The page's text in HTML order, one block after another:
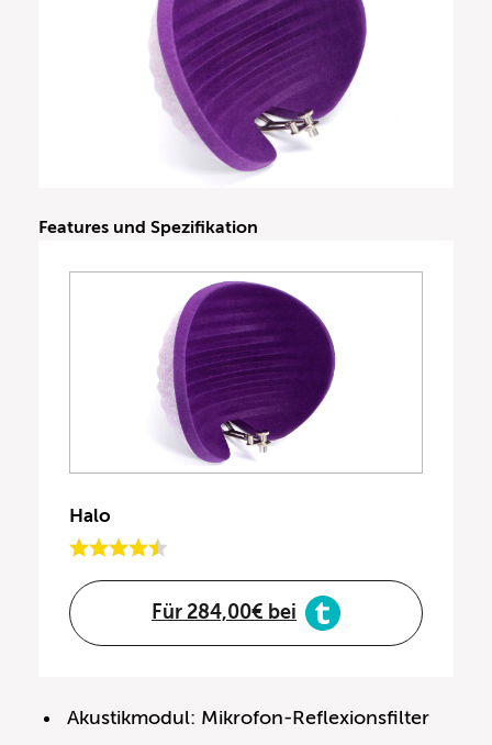
Features und Spezifikation
Halo
Für 284,00€ bei
Akustikmodul: Mikrofon-Reflexionsfilter